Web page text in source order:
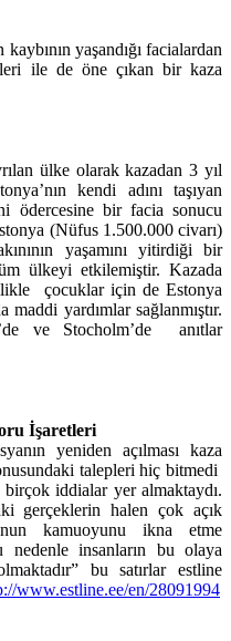
yaşandığı facialardan
ile de öne çıkan bir kaza
ülke olarak kazadan 3 yıl
kendi adını taşıyan
ödercesine bir facia sonucu
(Nüfus 1.500.000 civarı)
yaşamını yitirdiği bir
ülkeyi etkilemiştir. Kazada
çocuklar için de Estonya
yardımlar sağlanmıştır.
ve Stocholm’de anıtlar
İşaretleri
yeniden açılması kaza
talepleri hiç bitmedi
iddialar yer almaktaydı.
gerçeklerin halen çok açık
kamuoyunu ikna etme
nedenle insanların bu olaya
bu satırlar estline
www.estline.ee/en/28091994